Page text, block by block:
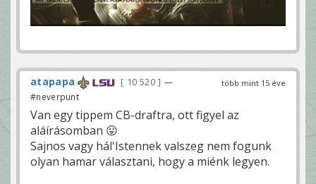
több mint 15 éve
atapapa 10 520
—
#neverpunt
Van egy tippem CB-draftra, ott figyel az
aláírásomban 😛
Sajnos vagy hál'Istennek valszeg nem fogunk
olyan hamar választani, hogy a miénk legyen.